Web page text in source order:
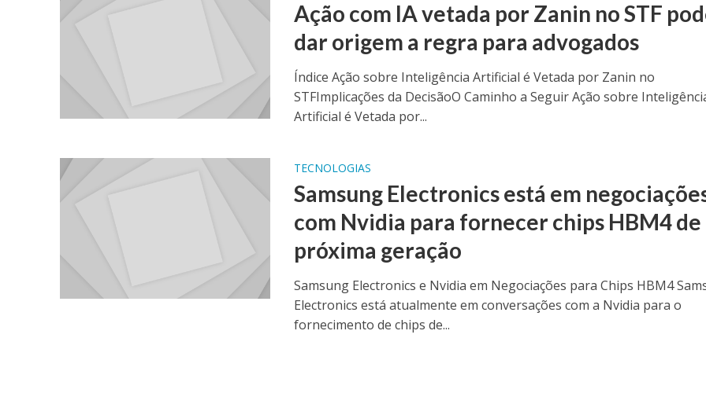
Ação com IA vetada por Zanin no STF
dar origem a regra para advogados
Índice Ação sobre Inteligência Artificial é Vetada por Zanin no
STFImplicações da DecisãoO Caminho a Seguir Ação sobre
Artificial é Vetada por...
TECNOLOGIAS
Samsung Electronics está em
com Nvidia para fornecer chips HBM4 de
próxima geração
Samsung Electronics e Nvidia em Negociações para Chips HBM4
Electronics está atualmente em conversações com a Nvidia para o
fornecimento de chips de...